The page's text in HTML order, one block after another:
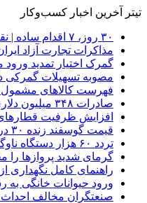
تیتر آخرین اخبار کسب‌وکار
۳۰ روز، ۷ اقدام ساده | نقشه راهی برای رشد یک کسب‌وکار اینترنتی
مذاکرات تجارت آزاد
گمرک اختیار تمدید ورود
مصوبه تسهیلات گمرکی
فهرست کالاهای مشمول
صادرات ۳۴۸ میلیون دلاری زنجان| ‌کاهش ۱۷ درصدی واردات
افزایش ظرفیت
قیمت گوسفند زنده ۳۰ درصد کاهش یافت؛ گوشت ارزان نشد
تردد ۶۰ هزار دستگاه ناوگان ترانزیتی از پایانه‌های مرزی آذربایجان ‌غربی
گرمای شدید پروازها را
راهنمای کامل
ورود حیوانات خانگی
صنعتگران مخالف احداث